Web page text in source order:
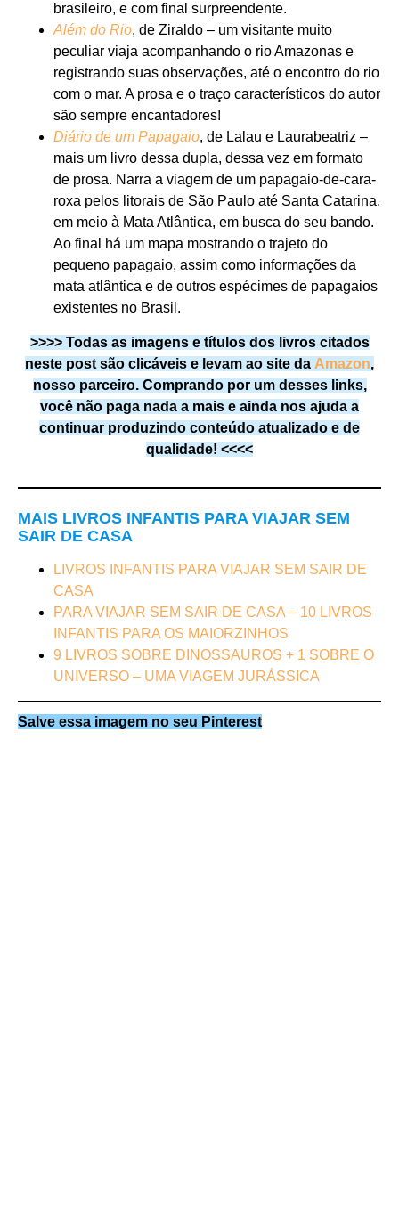
brasileiro, e com final surpreendente.
Além do Rio, de Ziraldo – um visitante muito
peculiar viaja acompanhando o rio Amazonas e
registrando suas observações, até o encontro do rio
com o mar. A prosa e o traço característicos do autor
são sempre encantadores!
Diário de um Papagaio, de Lalau e Laurabeatriz –
mais um livro dessa dupla, dessa vez em formato
de prosa. Narra a viagem de um papagaio-de-cara-
roxa pelos litorais de São Paulo até Santa Catarina,
em meio à Mata Atlântica, em busca do seu bando.
Ao final há um mapa mostrando o trajeto do
pequeno papagaio, assim como informações da
mata atlântica e de outros espécimes de papagaios
existentes no Brasil.
>>>> Todas as imagens e títulos dos livros citados
neste post são clicáveis e levam ao site da Amazon,
nosso parceiro. Comprando por um desses links,
você não paga nada a mais e ainda nos ajuda a
continuar produzindo conteúdo atualizado e de
qualidade! <<<<
MAIS LIVROS INFANTIS PARA VIAJAR SEM
SAIR DE CASA
LIVROS INFANTIS PARA VIAJAR SEM SAIR DE
CASA
PARA VIAJAR SEM SAIR DE CASA – 10 LIVROS
INFANTIS PARA OS MAIORZINHOS
9 LIVROS SOBRE DINOSSAUROS + 1 SOBRE O
UNIVERSO – UMA VIAGEM JURÁSSICA
Salve essa imagem no seu Pinterest